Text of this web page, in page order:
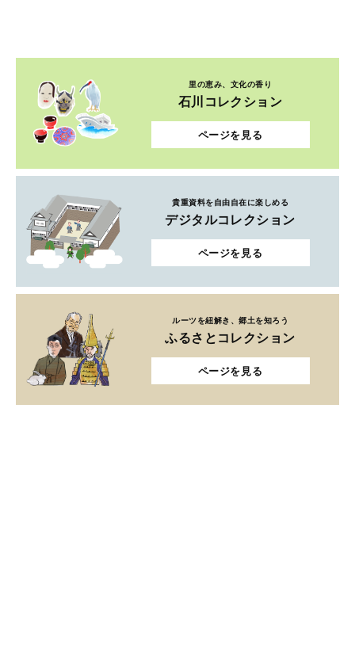
里の恵み、文化の香り
石川コレクション
ページを見る
貴重資料を自由自在に楽しめる
デジタルコレクション
ページを見る
ルーツを紐解き、郷土を知ろう
ふるさとコレクション
ページを見る